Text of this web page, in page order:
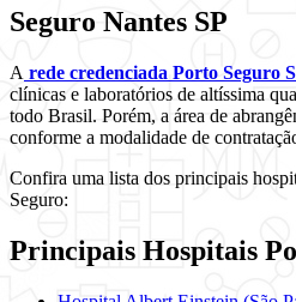
Seguro Nantes SP
A rede credenciada Porto Seguro
clínicas e laboratórios de altíssima
todo Brasil. Porém, a área de
conforme a modalidade de
Confira uma lista dos principais
Seguro:
Principais Hospitais